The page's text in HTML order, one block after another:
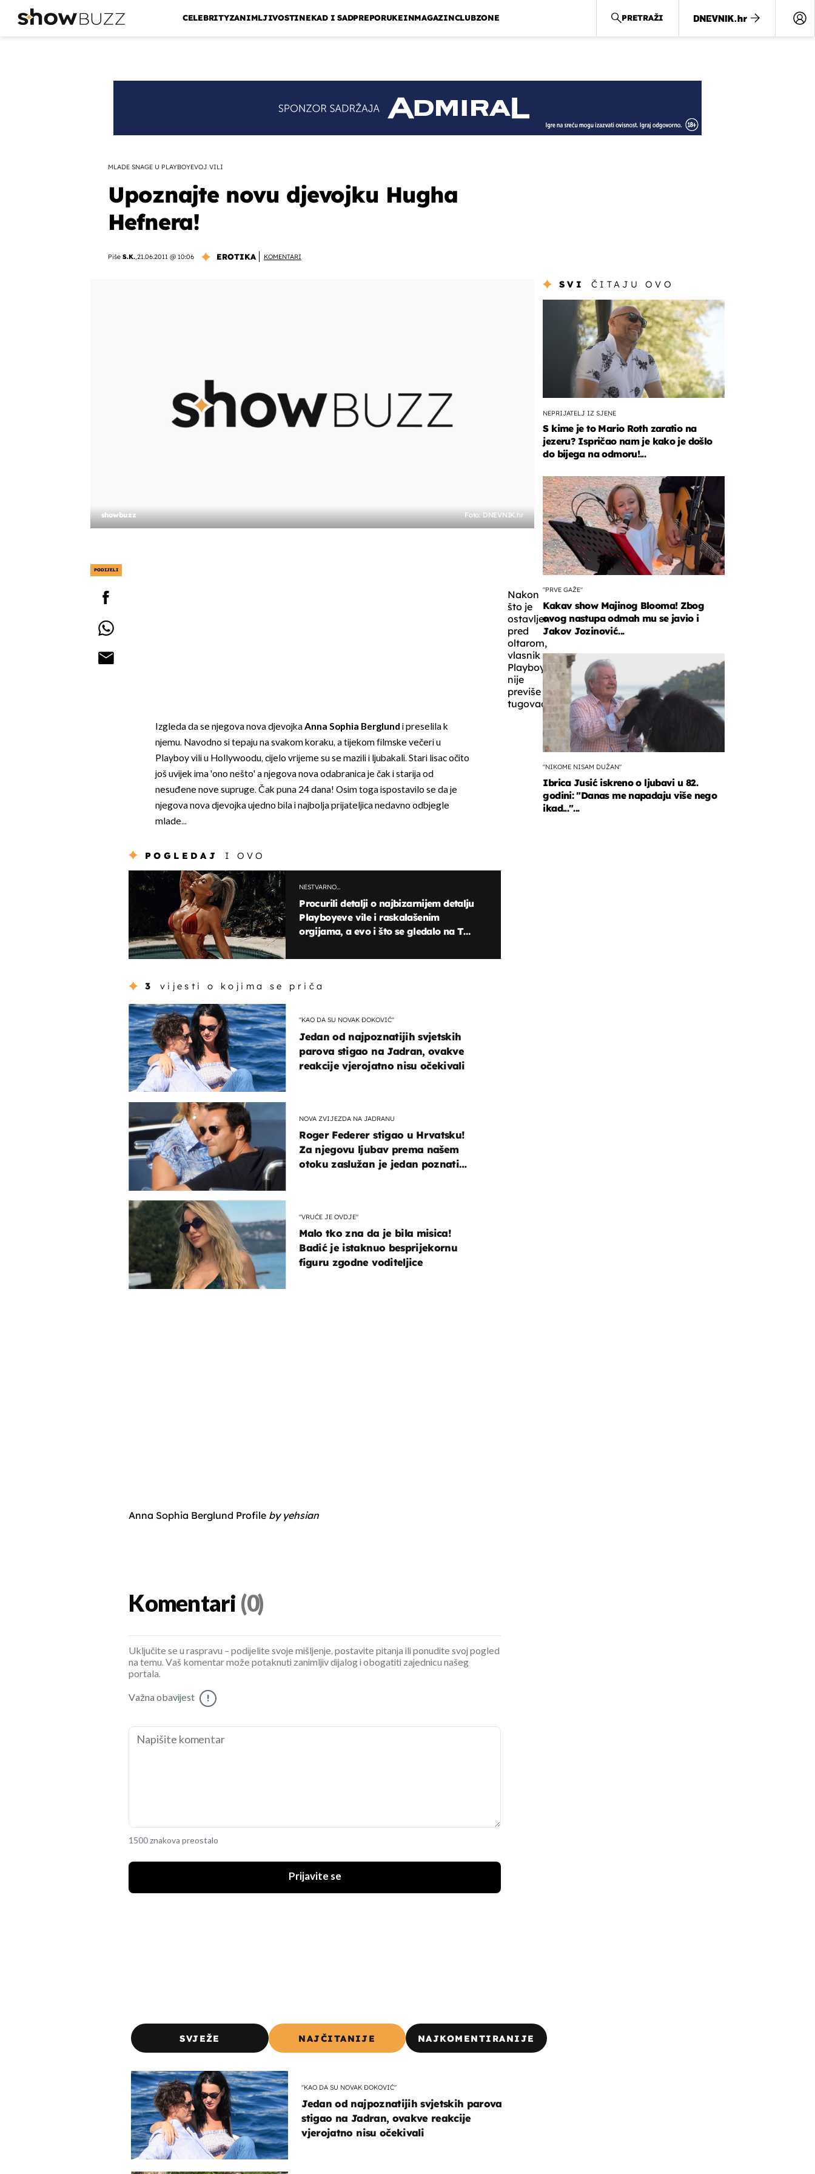
CELEBRITYZANIMLJIVOSTINEKAD I SADPREPORUKEINMAGAZINCLUBZONE PRETRAŽI
MLADE SNAGE U PLAYBOYEVOJ VILI
Upoznajte novu djevojku Hugha
Hefnera!
Piše S.K.,21.06.2011 @ 10:06 EROTIKA KOMENTARI
showbuzz Foto: DNEVNIK.hr
PODIJELI
Nakon
što je
ostavljen
pred
oltarom,
vlasnik
Playboya
nije
previše
tugovao...
Izgleda da se njegova nova djevojkaAnna Sophia Berglund i preselila k
njemu. Navodno si tepaju na svakom koraku, a tijekom filmske večeri u
Playboy vili u Hollywoodu, cijelo vrijeme su se mazili i ljubakali. Stari lisac očito
još uvijek ima 'ono nešto' a njegova nova odabranica je čak i starija od
nesuđene nove supruge. Čak puna 24 dana! Osim toga ispostavilo se da je
njegova nova djevojka ujedno bila i najbolja prijateljica nedavno odbjegle
mlade...
POGLEDAJ I OVO
NESTVARNO...
Procurili detalji o najbizarnijem detalju
Playboyeve vile i raskalašenim
orgijama, a evo i što se gledalo na TV-
3 vijesti o kojima se priča
"KAO DA SU NOVAK ĐOKOVIĆ"
Jedan od najpoznatijih svjetskih
parova stigao na Jadran, ovakve
reakcije vjerojatno nisu očekivali
NOVA ZVIJEZDA NA JADRANU
Roger Federer stigao u Hrvatsku!
Za njegovu ljubav prema našem
otoku zaslužan je jedan poznati
"VRUĆE JE OVDJE"
Malo tko zna da je bila misica!
Badić je istaknuo besprijekornu
figuru zgodne voditeljice
Anna Sophia Berglund Profile by yehsian
SVI ČITAJU OVO
NEPRIJATELJ IZ SJENE
S kime je to Mario Roth zaratio na
jezeru? Ispričao nam je kako je došlo
do bijega na odmoru!...
"PRVE GAŽE"
Kakav show Majinog Blooma! Zbog
ovog nastupa odmah mu se javio i
Jakov Jozinović...
"NIKOME NISAM DUŽAN"
Ibrica Jusić iskreno o ljubavi u 82.
godini: "Danas me napadaju više nego
ikad..."...
Komentari (0)
Uključite se u raspravu – podijelite svoje mišljenje, postavite pitanja ili ponudite svoj pogled
na temu. Vaš komentar može potaknuti zanimljiv dijalog i obogatiti zajednicu našeg
portala.
Važna obavijest !
1500 znakova preostalo
Prijavite se
SVJEŽE NAJČITANIJE NAJKOMENTIRANIJE
"KAO DA SU NOVAK ĐOKOVIĆ"
Jedan od najpoznatijih svjetskih parova
stigao na Jadran, ovakve reakcije
vjerojatno nisu očekivali